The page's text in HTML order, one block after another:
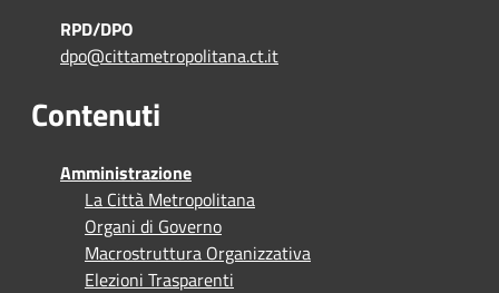
RPD/DPO
dpo@cittametropolitana.ct.it
Contenuti
Amministrazione
La Città Metropolitana
Organi di Governo
Macrostruttura Organizzativa
Elezioni Trasparenti